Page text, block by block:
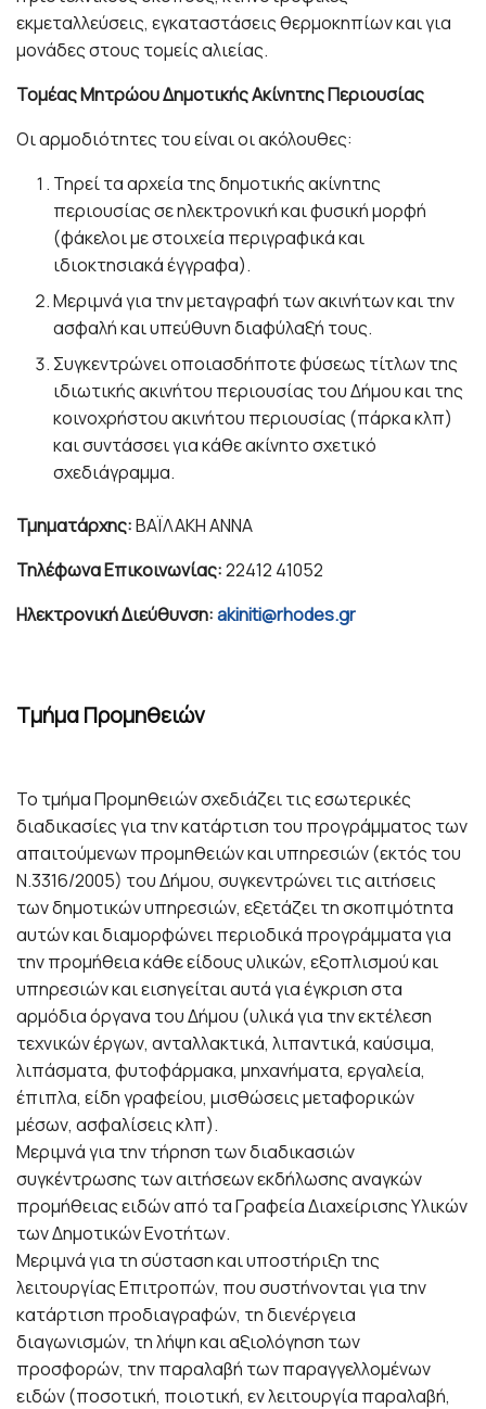
εκμεταλλεύσεις, εγκαταστάσεις θερμοκηπίων και για
μονάδες στους τομείς αλιείας.
Τομέας Μητρώου Δημοτικής Ακίνητης Περιουσίας
Οι αρμοδιότητες του είναι οι ακόλουθες:
Τηρεί τα αρχεία της δημοτικής ακίνητης
περιουσίας σε ηλεκτρονική και φυσική μορφή
(φάκελοι με στοιχεία περιγραφικά και
ιδιοκτησιακά έγγραφα).
Μεριμνά για την μεταγραφή των ακινήτων και την
ασφαλή και υπεύθυνη διαφύλαξή τους.
Συγκεντρώνει οποιασδήποτε φύσεως τίτλων της
ιδιωτικής ακινήτου περιουσίας του Δήμου και της
κοινοχρήστου ακινήτου περιουσίας (πάρκα κλπ)
και συντάσσει για κάθε ακίνητο σχετικό
σχεδιάγραμμα.
Τμηματάρχης:ΒΑΪΛΑΚΗ ΑΝΝΑ
Τηλέφωνα Επικοινωνίας:22412 41052
Ηλεκτρονική Διεύθυνση:akiniti@rhodes.gr
Tμήμα Προμηθειών
Το τμήμα Προμηθειών σχεδιάζει τις εσωτερικές
διαδικασίες για την κατάρτιση του προγράμματος των
απαιτούμενων προμηθειών και υπηρεσιών (εκτός του
Ν.3316/2005) του Δήμου, συγκεντρώνει τις αιτήσεις
των δημοτικών υπηρεσιών, εξετάζει τη σκοπιμότητα
αυτών και διαμορφώνει περιοδικά προγράμματα για
την προμήθεια κάθε είδους υλικών, εξοπλισμού και
υπηρεσιών και εισηγείται αυτά για έγκριση στα
αρμόδια όργανα του Δήμου (υλικά για την εκτέλεση
τεχνικών έργων, ανταλλακτικά, λιπαντικά, καύσιμα,
λιπάσματα, φυτοφάρμακα, μηχανήματα, εργαλεία,
έπιπλα, είδη γραφείου, μισθώσεις μεταφορικών
μέσων, ασφαλίσεις κλπ).
Μεριμνά για την τήρηση των διαδικασιών
συγκέντρωσης των αιτήσεων εκδήλωσης αναγκών
προμήθειας ειδών από τα Γραφεία Διαχείρισης Υλικών
των Δημοτικών Ενοτήτων.
Μεριμνά για τη σύσταση και υποστήριξη της
λειτουργίας Επιτροπών, που συστήνονται για την
κατάρτιση προδιαγραφών, τη διενέργεια
διαγωνισμών, τη λήψη και αξιολόγηση των
προσφορών, την παραλαβή των παραγγελλομένων
ειδών (ποσοτική, ποιοτική, εν λειτουργία παραλαβή,